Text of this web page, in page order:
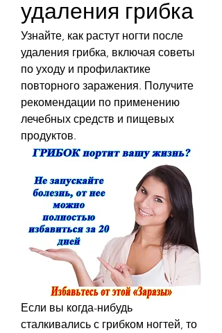
удаления грибка
Узнайте, как растут ногти после
удаления грибка, включая советы
по уходу и профилактике
повторного заражения. Получите
рекомендации по применению
лечебных средств и пищевых
продуктов.
Если вы когда-нибудь
сталкивались с грибком ногтей, то